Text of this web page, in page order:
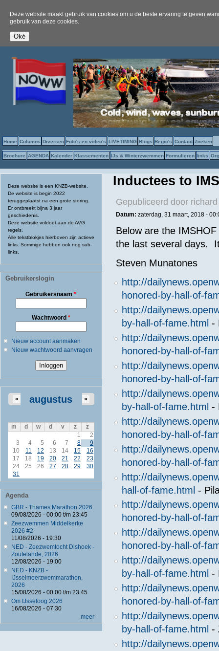
Deze website maakt gebruik van cookies om u de beste ervaring te geven
gebruik van deze cookies.
Home Columns Diversen Foto's en video's LIVETIMING Blogs Regio's Contact Zoeken
Brochure AGENDA Kalender Klassementen IJs & Winterzwemmen Formulieren links
Deze website is een KNZB-website.
De website is begin 2022
teruggeplaatst na een grote storing.
Er ontbreekt bijna 3 jaar
geschiedenis.
Deze website voldoet aan de AVG
regels.
Alle tekstblokjes hierboven zijn actieve
links. Sommige hebben ook nog sub-
links.
Gebruikerslogin
Gebruikersnaam*
Wachtwoord *
Nieuw account aanmaken
Nieuw wachtwoord aanvragen
augustus
« »
m d w d v z
z
1
2
3
4 5 6 7 8
9
10
11 12 13 14 15
16
17
18 19 20 21 22
23
24
25 26 27 28 29
30
31
Agenda
GBR - Thames Marathon 2026
09/08/2026 - 00:00t/m 23:45
Zeezwemmen Middelkerke
2026 #2
11/08/2026 - 19:30
NED - Zeezwemtocht Dishoek -
Zoutelande, 2026
12/08/2026 - 19:00
NED - KNZB -
IJsselmeerzwemmarathon,
2026
15/08/2026 - 00:00t/m 23:45
Om IJsseloog 2026
16/08/2026 - 07:30
meer
Inductees to
Gepubliceerd door
Datum: zaterdag, 31 maart, 2018 -
Below are the
the last several days.
Steven Munatones
http://
honored-by-hall-of-
http://
by-hall-of-fame.html -
http://
honored-by-hall-of-
http://
honored-by-hall-of-
http://
by-hall-of-fame.html -
http://
honored-by-hall-of-
http://
honored-by-hall-of-
http://
hall-of-fame.html -
http://
honored-by-hall-of-
http://
honored-by-hall-of-
http://
by-hall-of-fame.html -
http://
honored-by-hall-of-
http://
by-hall-of-fame.html -
http://